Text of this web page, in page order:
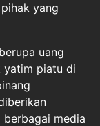
yang
uang
yatim piatu di
berbagai media